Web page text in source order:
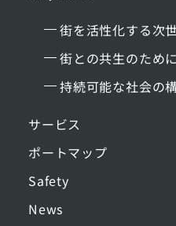
街を活性化する次
街との共生のために
持続可能な社会の
サービス
ポートマップ
Safety
News